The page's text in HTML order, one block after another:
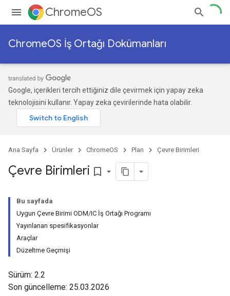
ChromeOS
ChromeOS İş Ortağı Dokümanları
Google, içerikleri tercih ettiğiniz dile çevirmek için yapay zeka
teknolojisini kullanır. Yapay zeka çevirilerinde hata olabilir.
Ana Sayfa Ürünler ChromeOS Plan Çevre Birimleri
Çevre Birimleri bookmark_border
Bu sayfada
Uygun Çevre Birimi ODM/IC İş Ortağı Programı
Yayınlanan spesifikasyonlar
Araçlar
Düzeltme Geçmişi
Sürüm: 2.2
Son güncelleme: 25.03.2026